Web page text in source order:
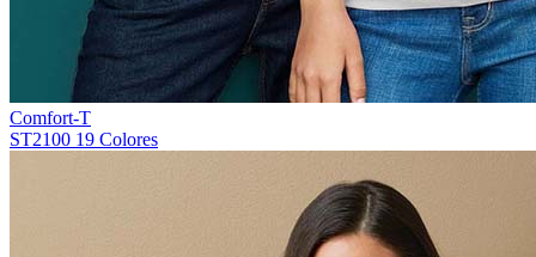
Comfort-T
ST2100 19 Colores